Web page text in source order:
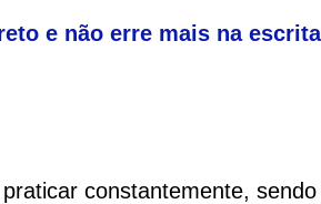
e não erre mais na escrita
constantemente, sendo